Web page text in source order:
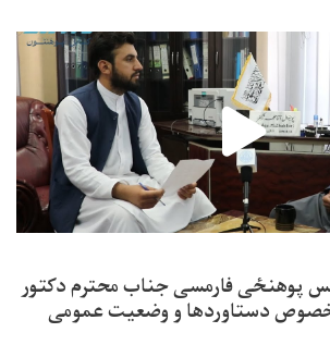
پوهنځی فارمسی جناب محترم دکتور
دستاوردها و وضعیت عمومی